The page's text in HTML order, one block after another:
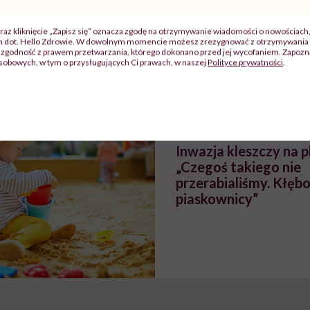
"Jestem w ciąży, co mi się
należy?". Headhunter o
zmianie pokoleniowej u
Wkrótce nowa
Instrukcja". Tym
atakach paniki.
Inwazja kleszczy na
„Czegoś takiego nie
przerabialiśmy.
piaskownicy”
kliknięcie „Zapisz się” oznacza zgodę na otrzymywanie wiadomości o
dot. Hello Zdrowie. W dowolnym momencie możesz zrezygnować z
zgodność z prawem przetwarzania, którego dokonano przed jej wycofaniem.
w tym o przysługujących Ci prawach, w naszejPolityce prywatności.